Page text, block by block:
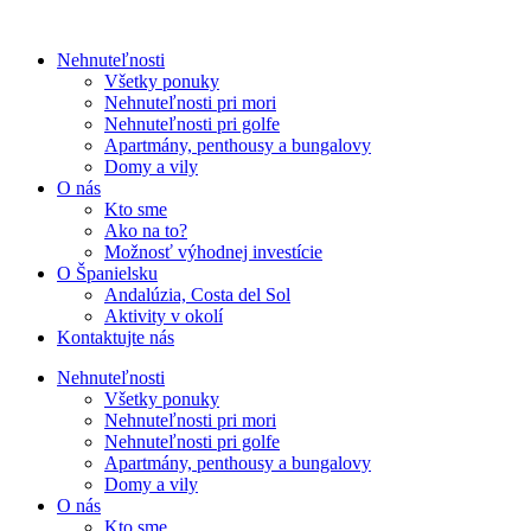
Nehnuteľnosti
Všetky ponuky
Nehnuteľnosti pri mori
Nehnuteľnosti pri golfe
Apartmány, penthousy a bungalovy
Domy a vily
O nás
Kto sme
Ako na to?
Možnosť výhodnej investície
O Španielsku
Andalúzia, Costa del Sol
Aktivity v okolí
Kontaktujte nás
Nehnuteľnosti
Všetky ponuky
Nehnuteľnosti pri mori
Nehnuteľnosti pri golfe
Apartmány, penthousy a bungalovy
Domy a vily
O nás
Kto sme